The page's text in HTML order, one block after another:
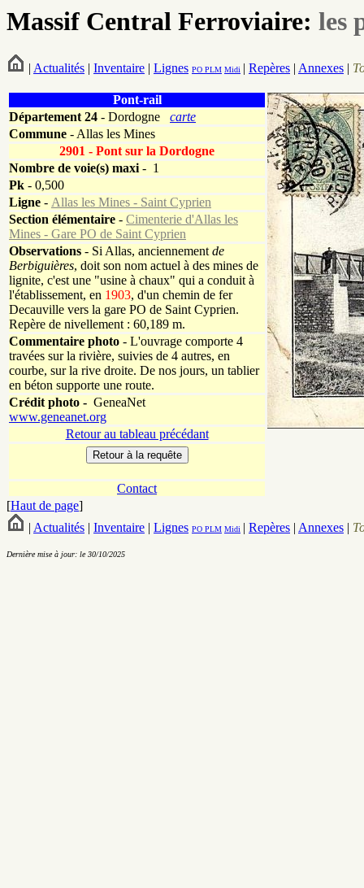
Massif Central Ferroviaire: les
| Actualités | Inventaire | Lignes PO PLM Midi | Repères | Annexes |
Pont-rail
Département24 - Dordogne carte
Commune - Allas les Mines
2901 - Pont sur la Dordogne
Nombre de voie(s) maxi- 1
Pk - 0,500
Ligne - Allas les Mines - Saint Cyprien
Section élémentaire - Cimenterie d'Allas les
Mines - Gare PO de Saint Cyprien
Observations - Si Allas, anciennementde
Berbiguières, doit son nom actuel à des mines de
lignite, c'est une "usine à chaux" qui a conduit à
l'établissement, en 1903, d'un chemin de fer
Decauville vers la gare PO de Saint Cyprien.
Repère de nivellement : 60,189 m.
Commentaire photo - L'ouvrage comporte 4
travées sur la rivière, suivies de 4 autres, en
courbe, sur la rive droite. De nos jours, un tablier
en béton supporte une route.
Crédit photo - GeneaNet
www.geneanet.org
Retour au tableau précédant
Contact
[Haut de page]
| Actualités | Inventaire | Lignes PO PLM Midi | Repères | Annexes |
Dernière mise à jour: le 30/10/2025